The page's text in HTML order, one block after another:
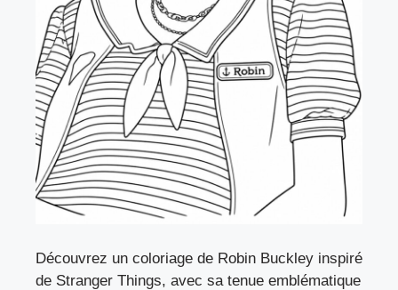
Découvrez un coloriage de Robin Buckley inspiré
de Stranger Things, avec sa tenue emblématique